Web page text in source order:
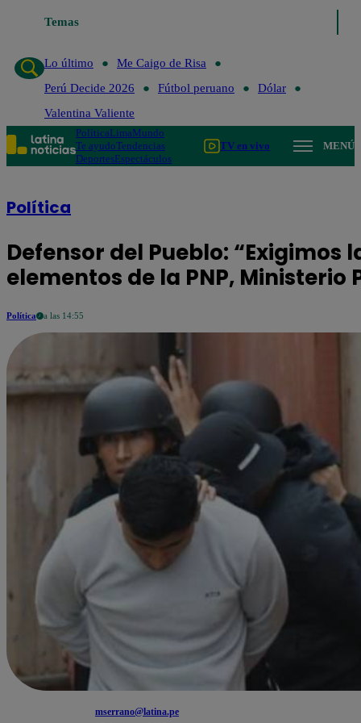
Temas
Lo último Me Caigo de Risa
Lo último
Me Caigo de Risa
Perú Decide 2026
Fútbol peruano
Dólar
Valentina Valiente
PolíticaLimaMundo
Te ayudoTendencias
DeportesEspectáculos
TV en vivo MENÚ
Política
Defensor del Pueblo:
elementos de la PNP, Ministerio
Política a las 14:55
mserrano@latina.pe